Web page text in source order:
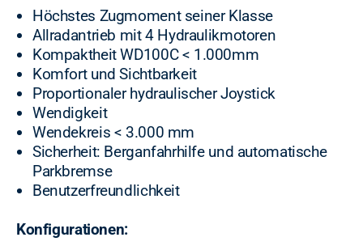
Höchstes Zugmoment seiner Klasse
Allradantrieb mit 4 Hydraulikmotoren
Kompaktheit WD100C < 1.000mm
Komfort und Sichtbarkeit
Proportionaler hydraulischer Joystick
Wendigkeit
Wendekreis < 3.000 mm
Sicherheit: Berganfahrhilfe und automatische
Parkbremse
Benutzerfreundlichkeit
Konfigurationen: